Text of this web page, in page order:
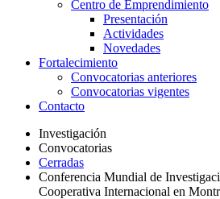
Centro de Emprendimiento
Presentación
Actividades
Novedades
Fortalecimiento
Convocatorias anteriores
Convocatorias vigentes
Contacto
Investigación
Convocatorias
Cerradas
Conferencia Mundial de
Cooperativa Internacional en